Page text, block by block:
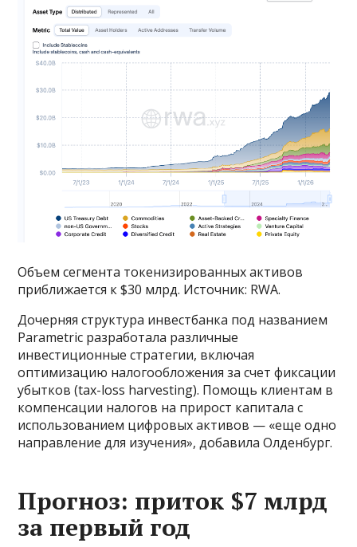
Объем сегмента токенизированных активов
приближается к $30 млрд. Источник: RWA.
Дочерняя структура инвестбанка под названием
Parametric разработала различные
инвестиционные стратегии, включая
оптимизацию налогообложения за счет фиксации
убытков (tax-loss harvesting). Помощь клиентам в
компенсации налогов на прирост капитала с
использованием цифровых активов — «еще одно
направление для изучения», добавила Олденбург.
Прогноз: приток $7 млрд
за первый год